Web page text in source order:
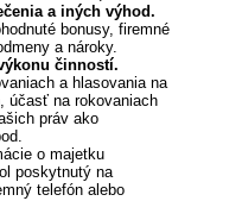
a iných výhod.
bonusy, firemné
a nároky.
činností.
a hlasovania na
účasť na rokovaniach
práv ako
o majetku
poskytnutý na
telefón alebo